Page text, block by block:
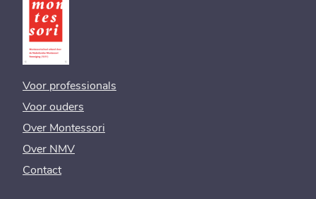
Voor professionals
Voor ouders
Over Montessori
Over NMV
Contact